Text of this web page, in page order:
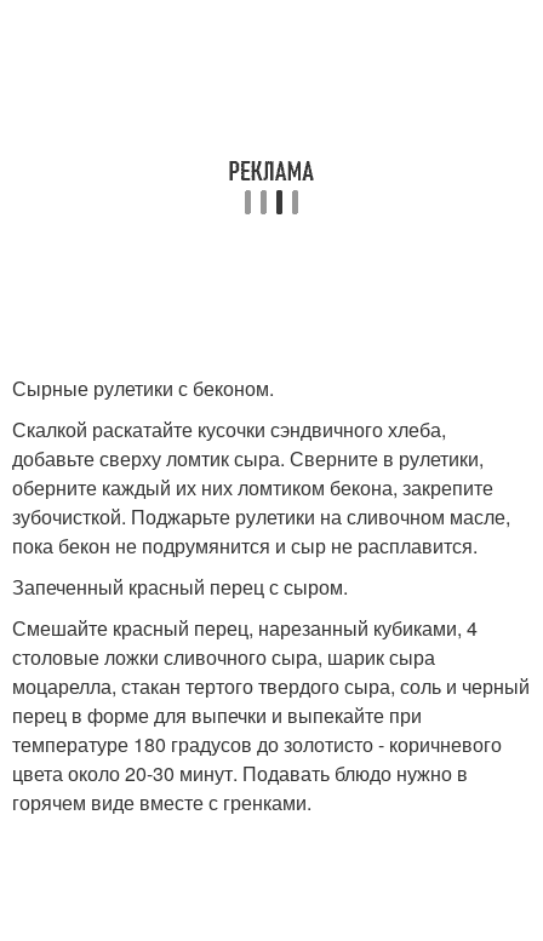
Сырные рулетики с беконом.
Скалкой раскатайте кусочки сэндвичного хлеба,
добавьте сверху ломтик сыра. Сверните в рулетики,
оберните каждый их них ломтиком бекона, закрепите
зубочисткой. Поджарьте рулетики на сливочном масле,
пока бекон не подрумянится и сыр не расплавится.
Запеченный красный перец с сыром.
Смешайте красный перец, нарезанный кубиками, 4
столовые ложки сливочного сыра, шарик сыра
моцарелла, стакан тертого твердого сыра, соль и черный
перец в форме для выпечки и выпекайте при
температуре 180 градусов до золотисто - коричневого
цвета около 20-30 минут. Подавать блюдо нужно в
горячем виде вместе с гренками.